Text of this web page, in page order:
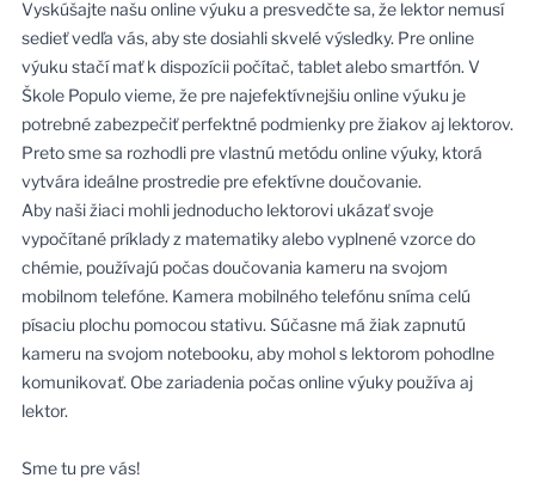
Vyskúšajte našu online výuku a presvedčte sa, že lektor nemusí
sedieť vedľa vás, aby ste dosiahli skvelé výsledky. Pre online
výuku stačí mať k dispozícii počítač, tablet alebo smartfón. V
Škole Populo vieme, že pre najefektívnejšiu online výuku je
potrebné zabezpečiť perfektné podmienky pre žiakov aj lektorov.
Preto sme sa rozhodli pre vlastnú metódu online výuky, ktorá
vytvára ideálne prostredie pre efektívne doučovanie.
Aby naši žiaci mohli jednoducho lektorovi ukázať svoje
vypočítané príklady z matematiky alebo vyplnené vzorce do
chémie, používajú počas doučovania kameru na svojom
mobilnom telefóne. Kamera mobilného telefónu sníma celú
písaciu plochu pomocou stativu. Súčasne má žiak zapnutú
kameru na svojom notebooku, aby mohol s lektorom pohodlne
komunikovať. Obe zariadenia počas online výuky používa aj
lektor.
Sme tu pre vás!